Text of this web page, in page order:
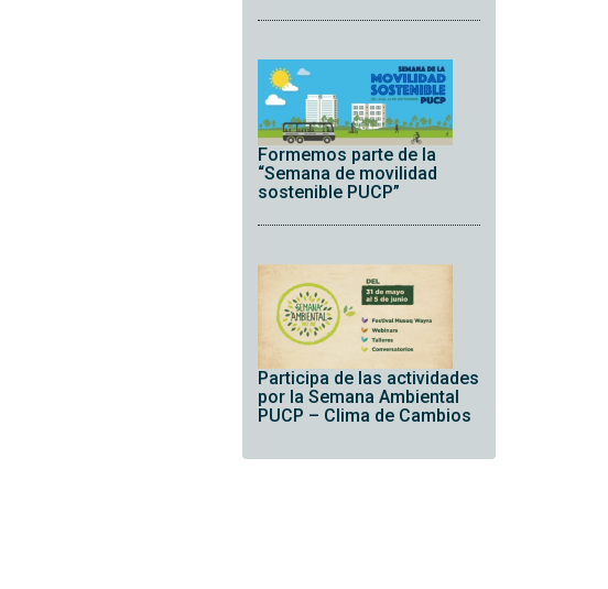
Formemos parte de la
“Semana de movilidad
sostenible PUCP”
Participa de las actividades
por la Semana Ambiental
PUCP – Clima de Cambios